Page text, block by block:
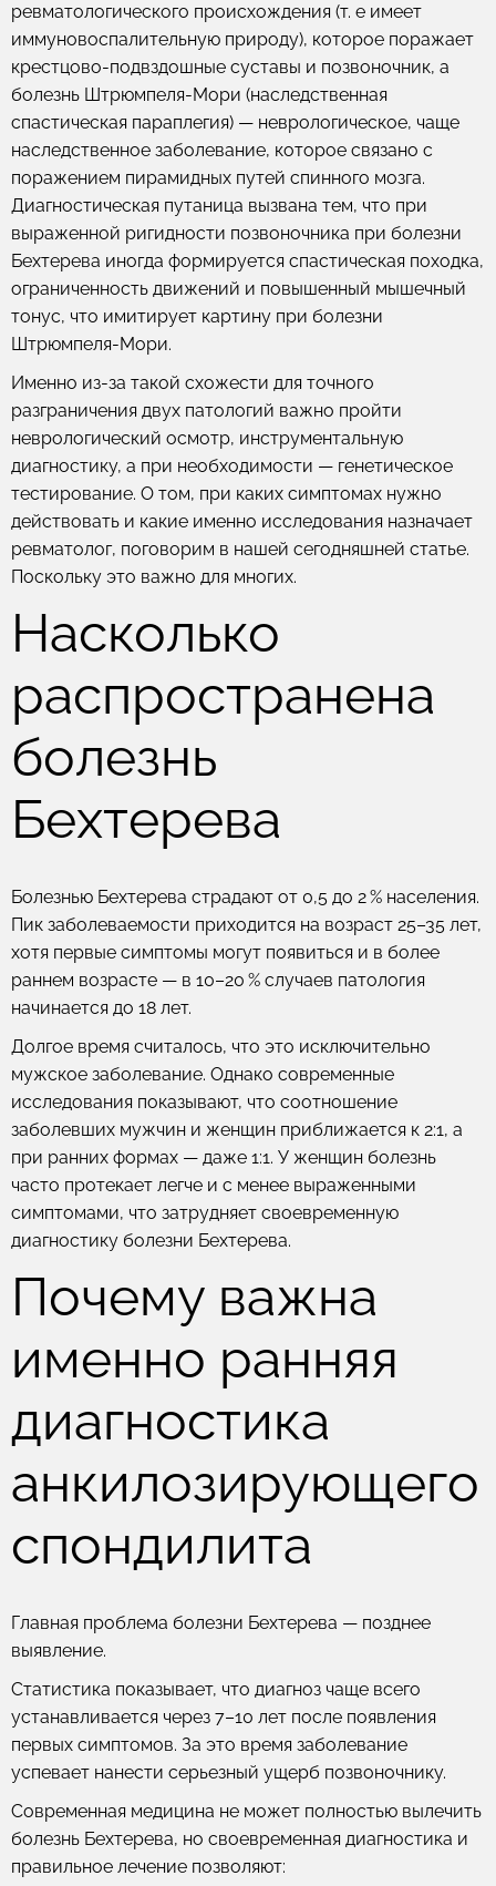
ревматологического происхождения (т. е имеет
иммуновоспалительную природу), которое поражает
крестцово-подвздошные суставы и позвоночник, а
болезнь Штрюмпеля-Мори (наследственная
спастическая параплегия) — неврологическое, чаще
наследственное заболевание, которое связано с
поражением пирамидных путей спинного мозга.
Диагностическая путаница вызвана тем, что при
выраженной ригидности позвоночника при болезни
Бехтерева иногда формируется спастическая походка,
ограниченность движений и повышенный мышечный
тонус, что имитирует картину при болезни
Штрюмпеля-Мори.
Именно из-за такой схожести для точного
разграничения двух патологий важно пройти
неврологический осмотр, инструментальную
диагностику, а при необходимости — генетическое
тестирование. О том, при каких симптомах нужно
действовать и какие именно исследования назначает
ревматолог, поговорим в нашей сегодняшней статье.
Поскольку это важно для многих.
Насколько
распространена
болезнь
Бехтерева
Болезнью Бехтерева страдают от 0,5 до 2 % населения.
Пик заболеваемости приходится на возраст 25–35 лет,
хотя первые симптомы могут появиться и в более
раннем возрасте — в 10–20 % случаев патология
начинается до 18 лет.
Долгое время считалось, что это исключительно
мужское заболевание. Однако современные
исследования показывают, что соотношение
заболевших мужчин и женщин приближается к 2:1, а
при ранних формах — даже 1:1. У женщин болезнь
часто протекает легче и с менее выраженными
симптомами, что затрудняет своевременную
диагностику болезни Бехтерева.
Почему важна
именно ранняя
диагностика
анкилозирующего
спондилита
Главная проблема болезни Бехтерева — позднее
выявление.
Статистика показывает, что диагноз чаще всего
устанавливается через 7–10 лет после появления
первых симптомов. За это время заболевание
успевает нанести серьезный ущерб позвоночнику.
Современная медицина не может полностью вылечить
болезнь Бехтерева, но своевременная диагностика и
правильное лечение позволяют: